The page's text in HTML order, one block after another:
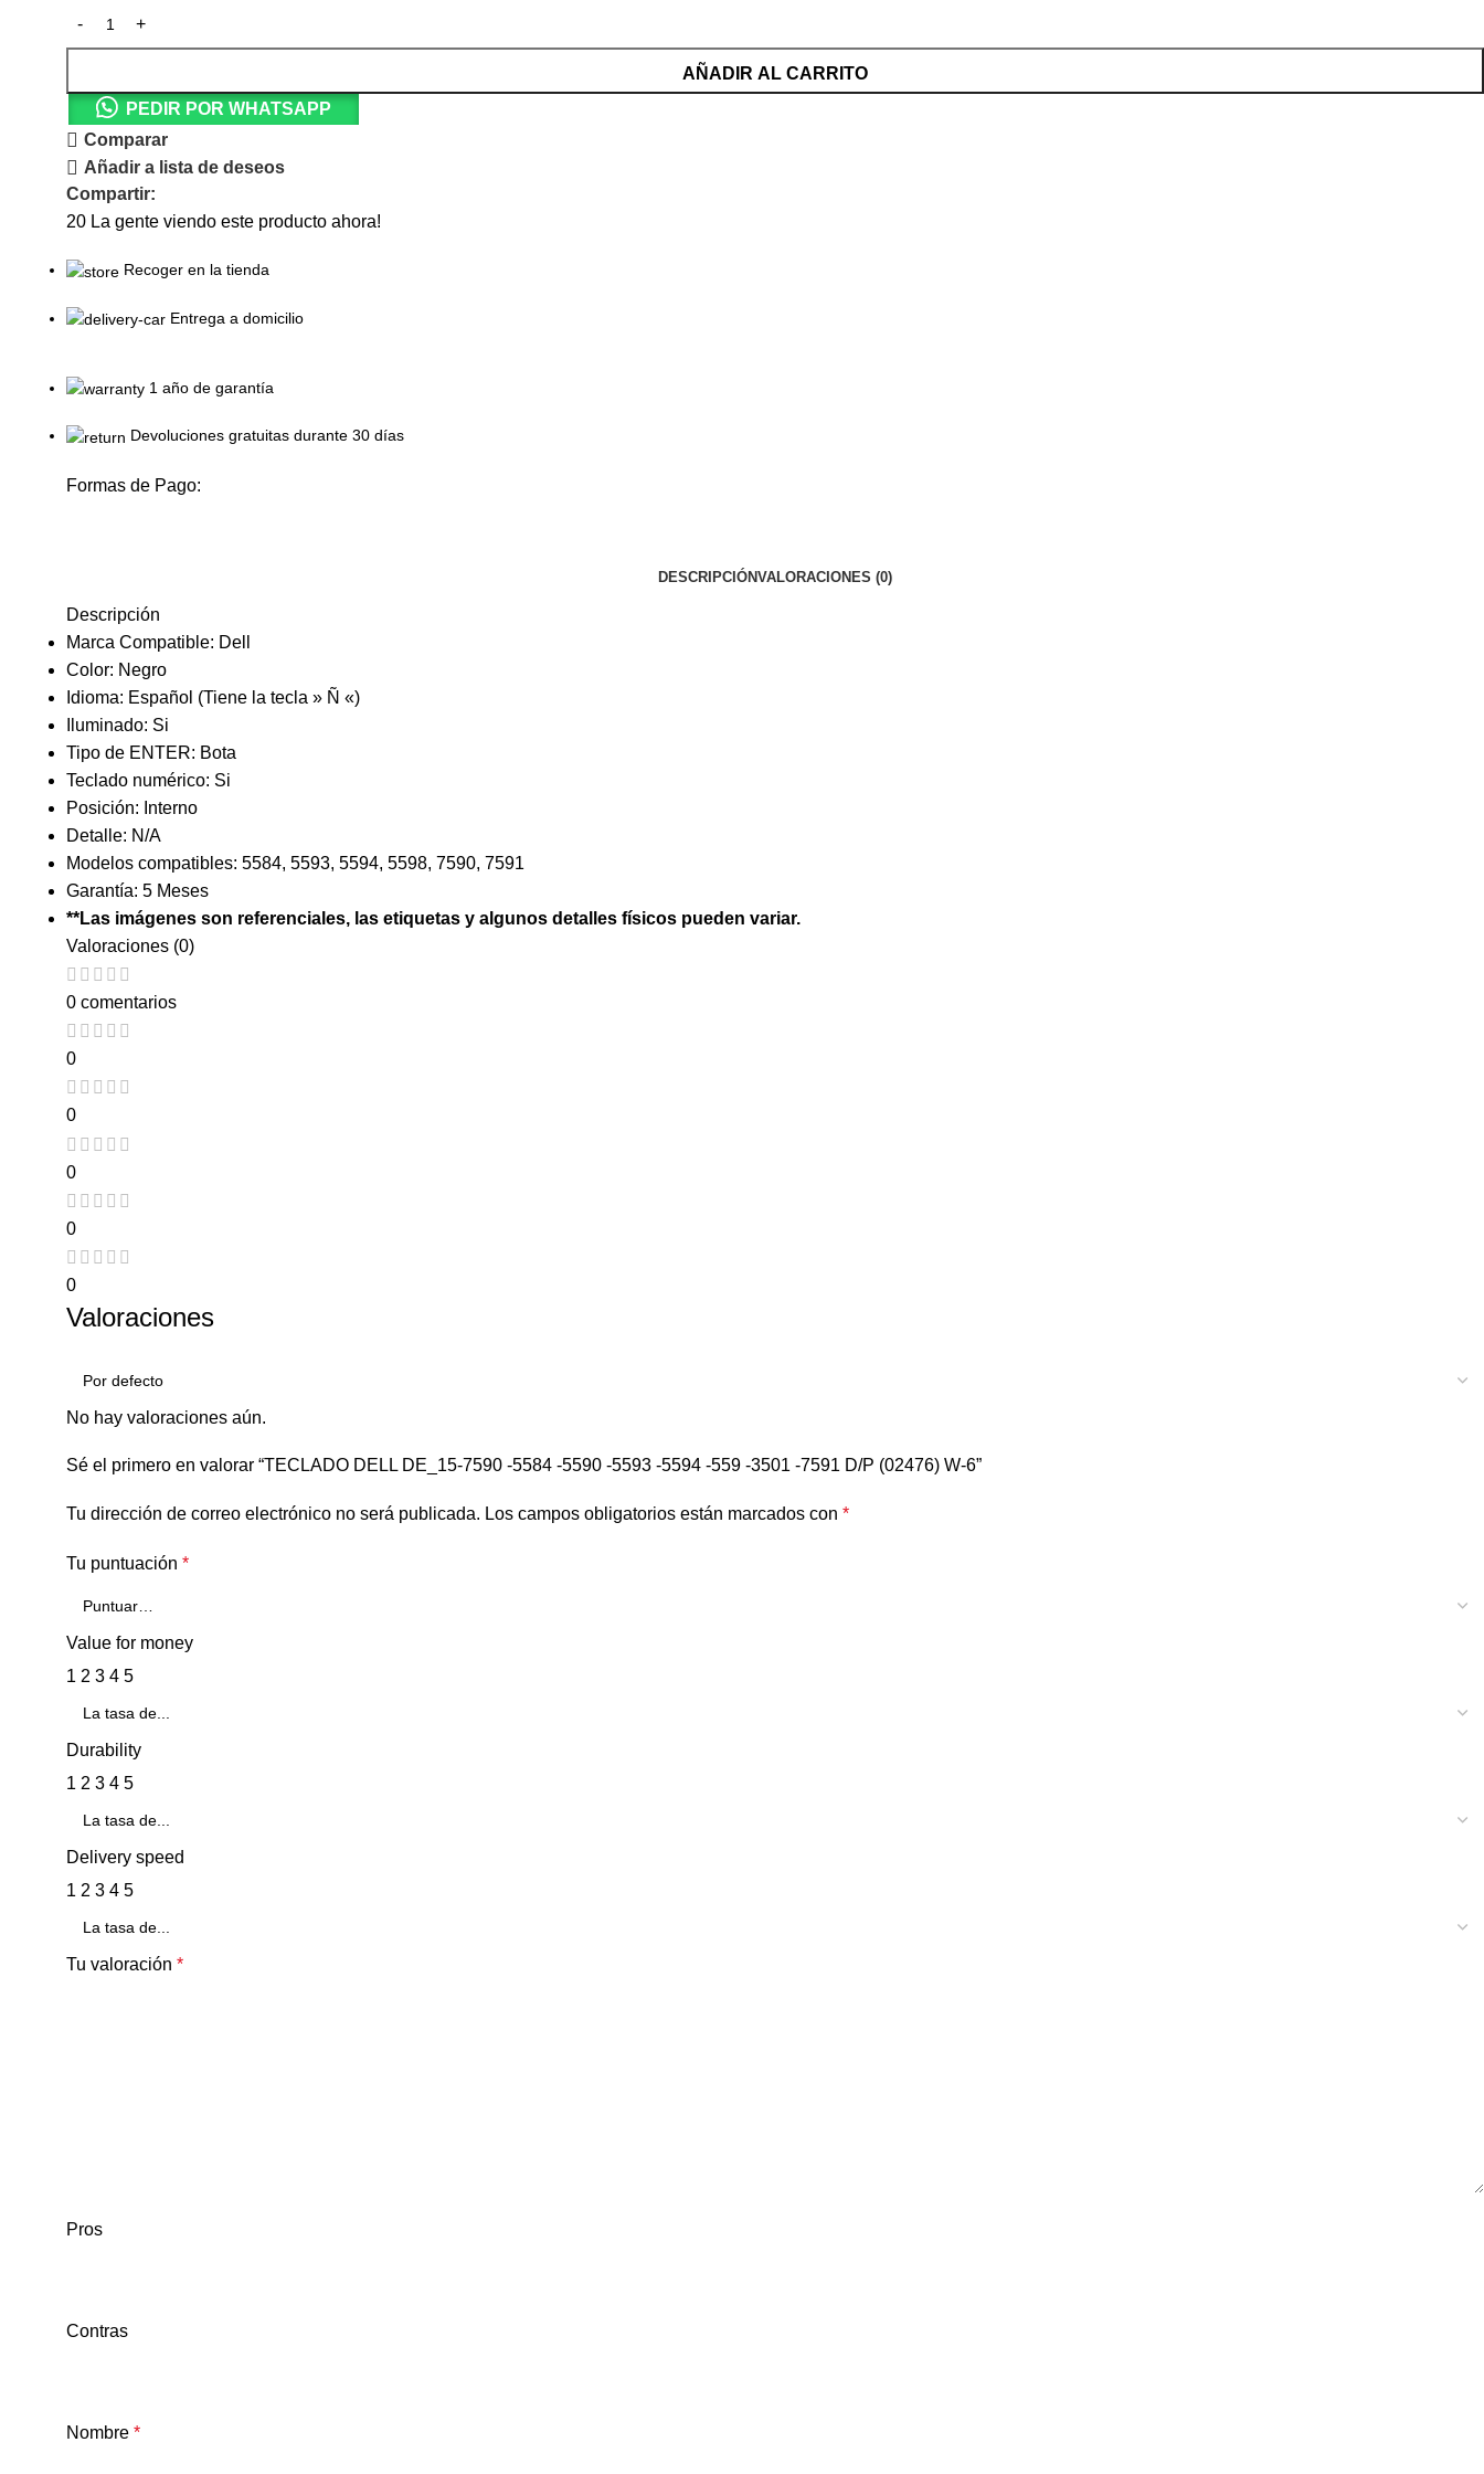
AÑADIR AL CARRITO
PEDIR POR WHATSAPP
Comparar
Añadir a lista de deseos
Compartir:
20 La gente viendo este producto ahora!
Recoger en la tienda
Entrega a domicilio
1 año de garantía
Devoluciones gratuitas durante 30 días
Formas de Pago:
DESCRIPCIÓNVALORACIONES (0)
Descripción
Marca Compatible: Dell
Color: Negro
Idioma: Español (Tiene la tecla » Ñ «)
Iluminado: Si
Tipo de ENTER: Bota
Teclado numérico: Si
Posición: Interno
Detalle: N/A
Modelos compatibles: 5584, 5593, 5594, 5598, 7590, 7591
Garantía: 5 Meses
**Las imágenes son referenciales, las etiquetas y algunos detalles físicos pueden variar.
Valoraciones (0)
0 comentarios
0
0
0
0
0
Valoraciones
No hay valoraciones aún.
Sé el primero en valorar “TECLADO DELL DE_15-7590 -5584 -5590 -5593 -5594 -559 -3501 -7591 D/P (02476) W-6”
Tu dirección de correo electrónico no será publicada. Los campos obligatorios están marcados con *
Tu puntuación *
Value for money
1 2 3 4 5
Durability
1 2 3 4 5
Delivery speed
1 2 3 4 5
Tu valoración *
Pros
Contras
Nombre *